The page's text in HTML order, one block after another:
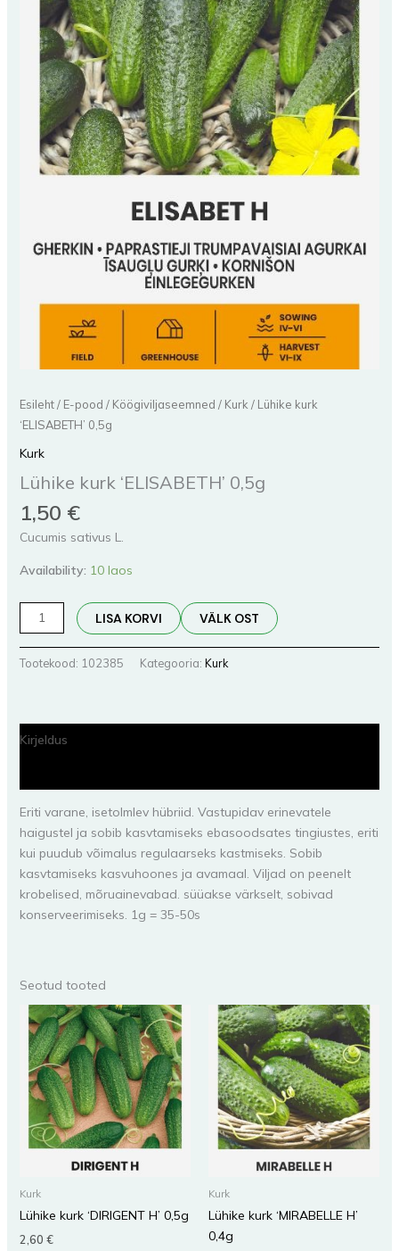
Esileht/ E-pood / Köögiviljaseemned / Kurk / Lühike kurk
‘ELISABETH’ 0,5g
Kurk
Lühike kurk ‘ELISABETH’ 0,5g
1,50 €
Cucumis sativus L.
Availability: 10 laos
LISA KORVI VÄLK OST
Tootekood: 102385 Kategooria: Kurk
Kirjeldus
Eriti varane, isetolmlev hübriid. Vastupidav erinevatele
haigustel ja sobib kasvtamiseks ebasoodsates tingiustes, eriti
kui puudub võimalus regulaarseks kastmiseks. Sobib
kasvtamiseks kasvuhoones ja avamaal. Viljad on peenelt
krobelised, mõruainevabad. süüakse värkselt, sobivad
konserveerimiseks. 1g = 35-50s
Seotud tooted
Kurk
Lühike kurk ‘DIRIGENT H’ 0,5g
2,60 €
Kurk
Lühike kurk ‘MIRABELLE H’
0,4g